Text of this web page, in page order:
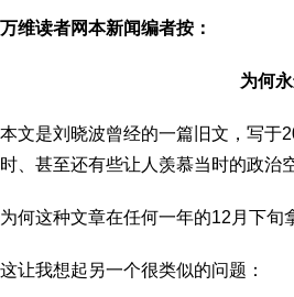
万维读者网本新闻编者按：
为何
本文是刘晓波曾经的一篇旧文，写于
时、甚至还有些让人羡慕当时的政治
为何这种文章在任何一年的12月下
这让我想起另一个很类似的问题：